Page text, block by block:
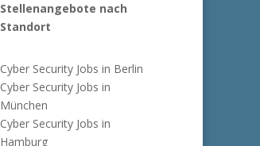
Stellenangebote nach
Standort
Cyber Security Jobs in Berlin
Cyber Security Jobs in
München
Cyber Security Jobs in
Hamburg